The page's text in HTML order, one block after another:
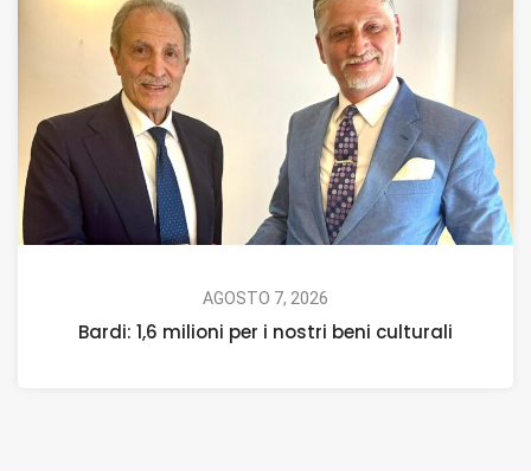
AGOSTO 7, 2026
Bardi: 1,6 milioni per i nostri beni culturali